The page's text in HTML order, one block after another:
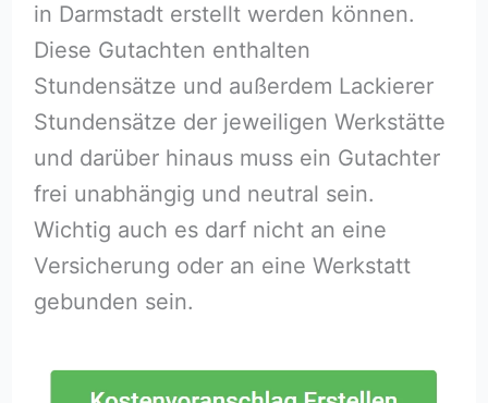
in Darmstadt erstellt werden können.
Diese Gutachten enthalten
Stundensätze und außerdem Lackierer
Stundensätze der jeweiligen Werkstätte
und darüber hinaus muss ein Gutachter
frei unabhängig und neutral sein.
Wichtig auch es darf nicht an eine
Versicherung oder an eine Werkstatt
gebunden sein.